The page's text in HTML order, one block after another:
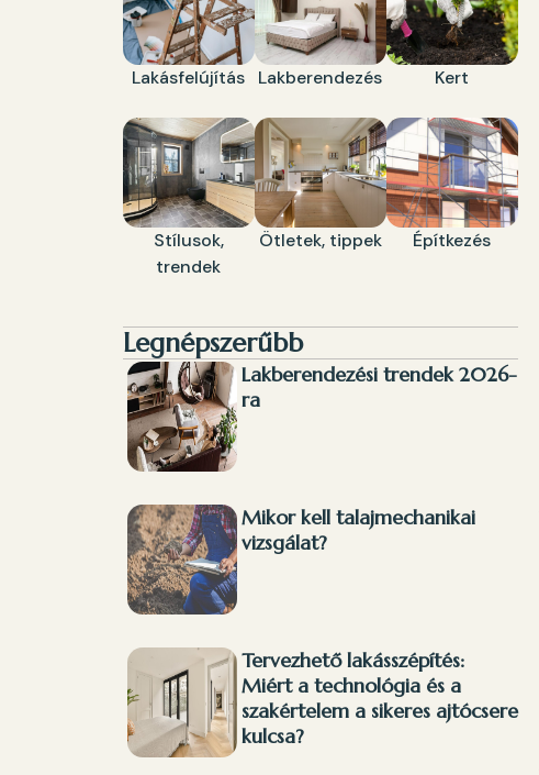
Lakásfelújítás Lakberendezés Kert
Stílusok,
trendek
Ötletek, tippek Építkezés
Legnépszerűbb
Lakberendezési trendek 2026-
ra
Mikor kell talajmechanikai
vizsgálat?
Tervezhető lakásszépítés:
Miért a technológia és a
szakértelem a sikeres ajtócsere
kulcsa?